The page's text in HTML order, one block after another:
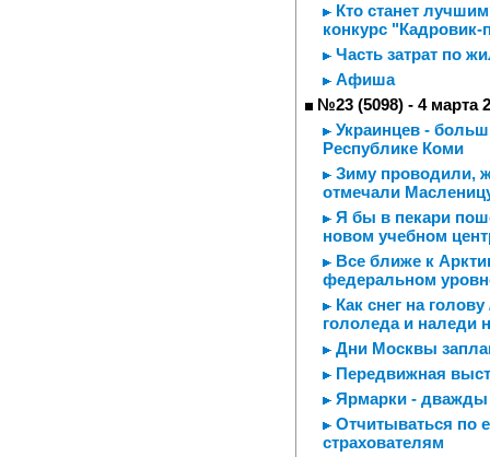
Кто станет
конкурс
Часть затрат по
Афиша
№23 (5098) - 4 марта
Украинцев -
Республике Коми
Зиму проводили,
отмечали
Я бы в пекари
новом учебном
Все ближе к
федеральном
Как снег на
гололеда и наледи
Дни Москвы
Передвижная
Ярмарки -
Отчитываться по
страхователям